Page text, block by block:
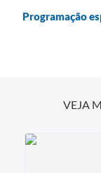
Programação
VEJA